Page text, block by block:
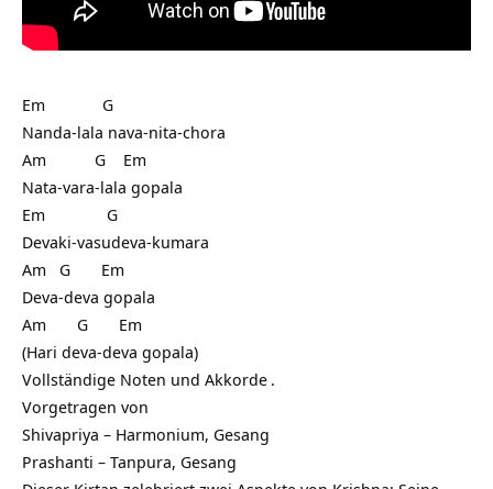
Em G
Nanda-lala nava-nita-chora
Am G Em
Nata-vara-lala gopala
Em G
Devaki-vasudeva-kumara
Am G Em
Deva-deva gopala
Am G Em
(Hari deva-deva gopala)
Vollständige Noten und Akkorde .
Vorgetragen von
Shivapriya – Harmonium, Gesang
Prashanti – Tanpura, Gesang